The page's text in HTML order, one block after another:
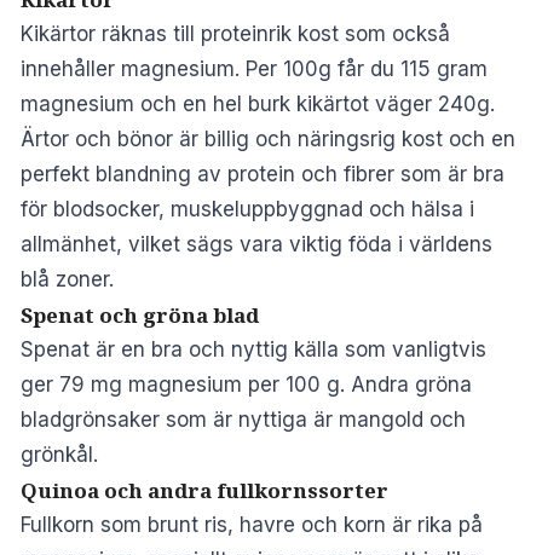
Kikärtor räknas till proteinrik kost som också
innehåller magnesium. Per 100g får du 115 gram
magnesium och en hel burk kikärtot väger 240g.
Ärtor och bönor är billig och näringsrig kost och en
perfekt blandning av protein och fibrer som är bra
för blodsocker, muskeluppbyggnad och hälsa i
allmänhet, vilket sägs vara viktig föda i världens
blå zoner.
Spenat och gröna blad
Spenat är en bra och nyttig källa som vanligtvis
ger 79 mg magnesium per 100 g. Andra gröna
bladgrönsaker som är nyttiga är mangold och
grönkål.
Quinoa och andra fullkornssorter
Fullkorn som brunt ris, havre och korn är rika på